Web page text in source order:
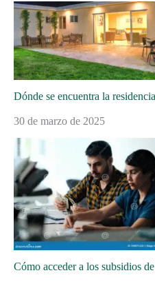
Dónde se encuentra la
30 de marzo de 2025
Cómo acceder a los subsidios